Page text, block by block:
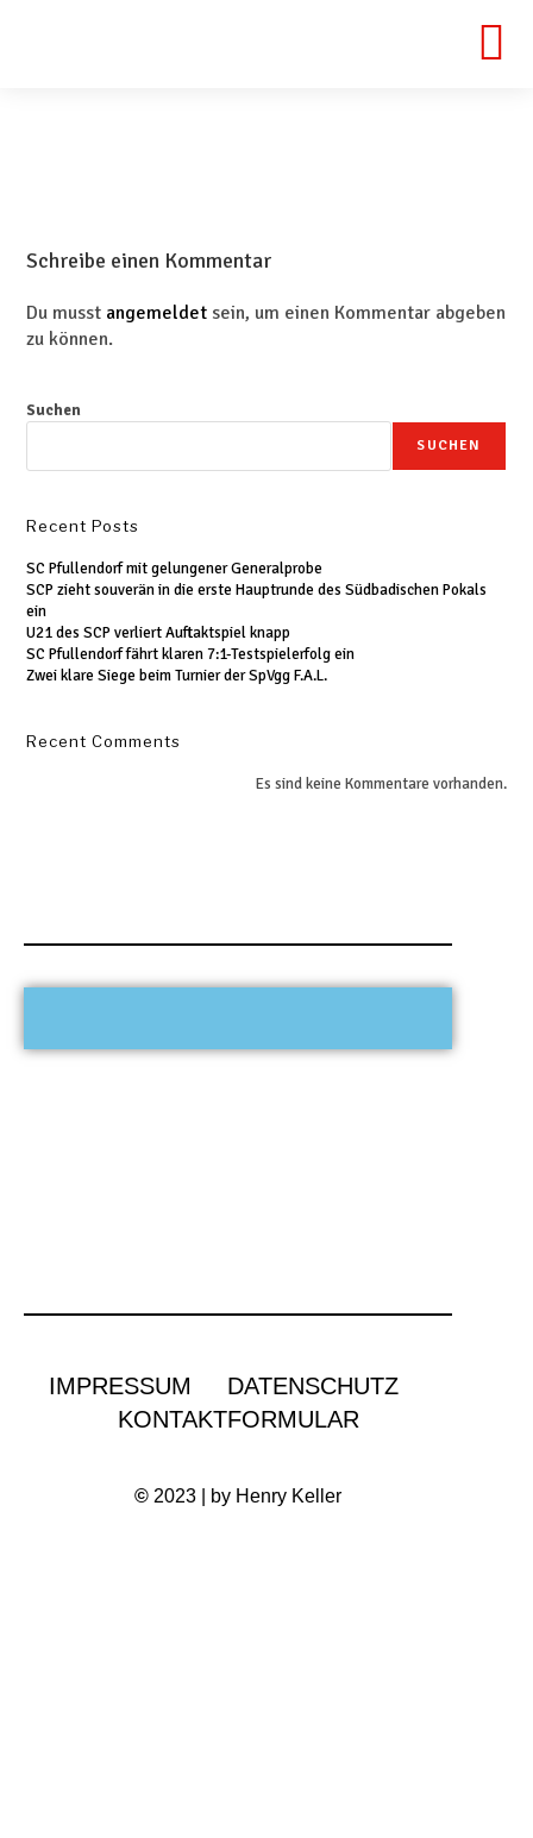
Schreibe einen Kommentar
Du musst angemeldet sein, um einen Kommentar abgeben
zu können.
Suchen
SUCHEN
Recent Posts
SC Pfullendorf mit gelungener Generalprobe
SCP zieht souverän in die erste Hauptrunde des Südbadischen Pokals
ein
U21 des SCP verliert Auftaktspiel knapp
SC Pfullendorf fährt klaren 7:1-Testspielerfolg ein
Zwei klare Siege beim Turnier der SpVgg F.A.L.
Recent Comments
Es sind keine Kommentare vorhanden.
IMPRESSUM
DATENSCHUTZ
KONTAKTFORMULAR
© 2023 | by Henry Keller